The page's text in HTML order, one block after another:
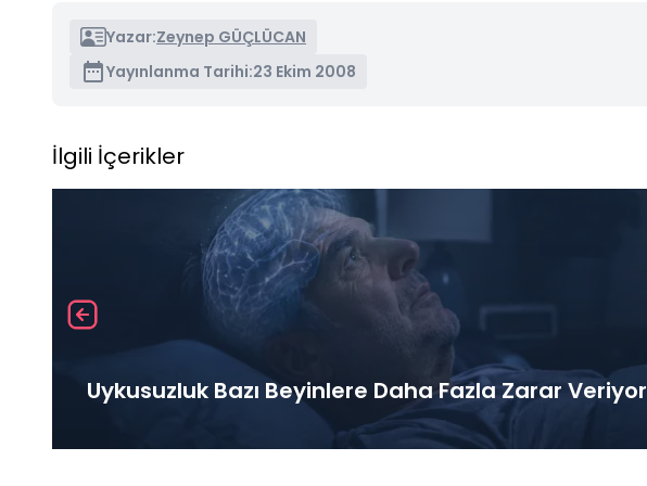
Yazar:Zeynep GÜÇLÜCAN
Yayınlanma Tarihi:23 Ekim 2008
İlgili İçerikler
Uykusuzluk Bazı Beyinlere Daha Fazla Zarar Veriyor